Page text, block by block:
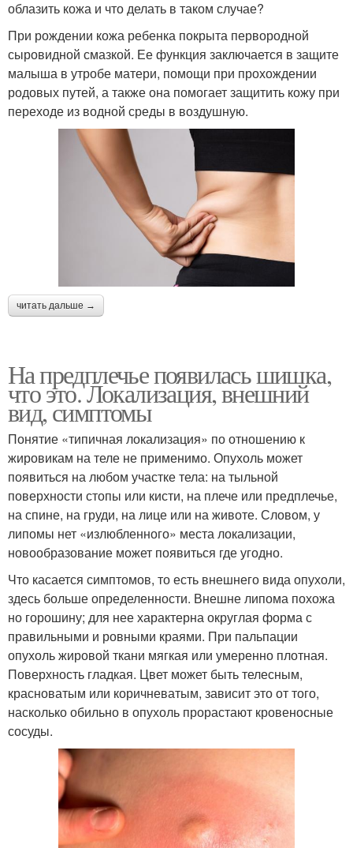
облазить кожа и что делать в таком случае?
При рождении кожа ребенка покрыта первородной
сыровидной смазкой. Ее функция заключается в защите
малыша в утробе матери, помощи при прохождении
родовых путей, а также она помогает защитить кожу при
переходе из водной среды в воздушную.
читать дальше →
На предплечье появилась шишка,
что это. Локализация, внешний
вид, симптомы
Понятие «типичная локализация» по отношению к
жировикам на теле не применимо. Опухоль может
появиться на любом участке тела: на тыльной
поверхности стопы или кисти, на плече или предплечье,
на спине, на груди, на лице или на животе. Словом, у
липомы нет «излюбленного» места локализации,
новообразование может появиться где угодно.
Что касается симптомов, то есть внешнего вида опухоли,
здесь больше определенности. Внешне липома похожа
но горошину; для нее характерна округлая форма с
правильными и ровными краями. При пальпации
опухоль жировой ткани мягкая или умеренно плотная.
Поверхность гладкая. Цвет может быть телесным,
красноватым или коричневатым, зависит это от того,
насколько обильно в опухоль прорастают кровеносные
сосуды.